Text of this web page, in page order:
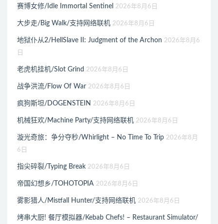
赛博女修/Idle Immortal Sentinel 2026年8月6日
大步走/Big Walk/支持网络联机 2026年8月6日
地狱仆从2/HellSlave II: Judgment of the Archon 2026年8月6
日
老虎机挂机/Slot Grind 2026年8月6日
战争洪流/Flow Of War 2026年8月6日
疯狗斯坦/DOGENSTEIN 2026年8月6日
机械狂欢/Machine Party/支持网络联机 2026年8月6日
漩光奇旅：争分夺秒/Whirlight – No Time To Trip 2026年8月
6日
指尖碎裂/Typing Break 2026年8月6日
帝国幻想乡/TOHOTOPIA 2026年8月6日
雾影猎人/Mistfall Hunter/支持网络联机 2026年8月6日
烤串大厨! 餐厅模拟器/Kebab Chefs! – Restaurant Simulator/